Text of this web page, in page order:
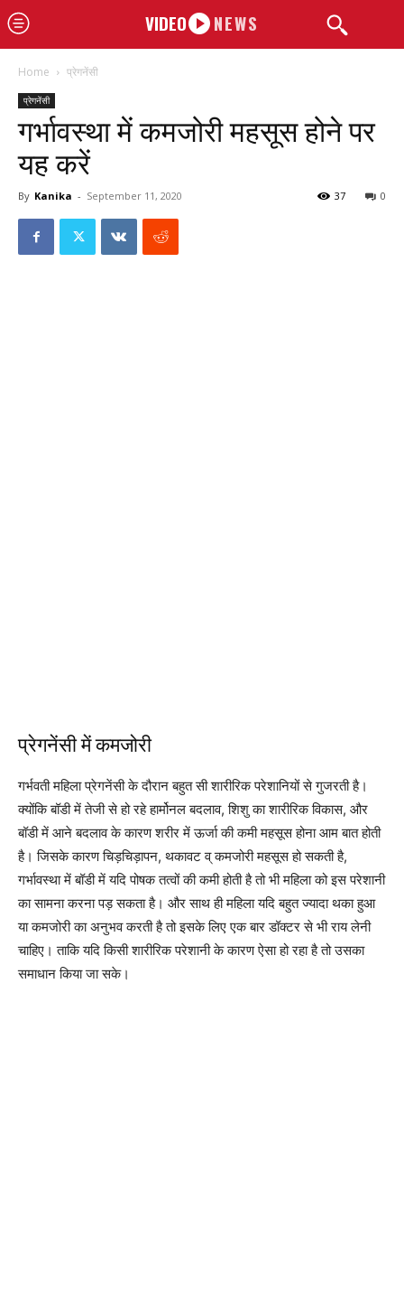
VIDEO NEWS
Home प्रेगनेंसी
प्रेगनेंसी
गर्भावस्था में कमजोरी महसूस होने पर
यह करें
By Kanika - September 11, 2020 0
37
प्रेगनेंसी में कमजोरी
गर्भवती महिला प्रेगनेंसी के दौरान बहुत सी शारीरिक परेशानियों से गुजरती है।
क्योंकि बॉडी में तेजी से हो रहे हार्मोनल बदलाव, शिशु का शारीरिक विकास, और
बॉडी में आने बदलाव के कारण शरीर में ऊर्जा की कमी महसूस होना आम बात होती
है। जिसके कारण चिड़चिड़ापन, थकावट व् कमजोरी महसूस हो सकती है,
गर्भावस्था में बॉडी में यदि पोषक तत्वों की कमी होती है तो भी महिला को इस परेशानी
का सामना करना पड़ सकता है। और साथ ही महिला यदि बहुत ज्यादा थका हुआ
या कमजोरी का अनुभव करती है तो इसके लिए एक बार डॉक्टर से भी राय लेनी
चाहिए। ताकि यदि किसी शारीरिक परेशानी के कारण ऐसा हो रहा है तो उसका
समाधान किया जा सके।